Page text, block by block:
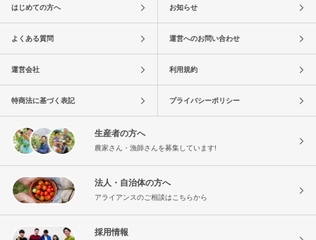
はじめての方へ お知らせ
よくある質問 運営へのお問い合わせ
運営会社 利用規約
特商法に基づく表記 プライバシーポリシー
生産者の方へ
農家さん・漁師さんを募集しています!
法人・自治体の方へ
アライアンスのご相談はこちらから
採用情報